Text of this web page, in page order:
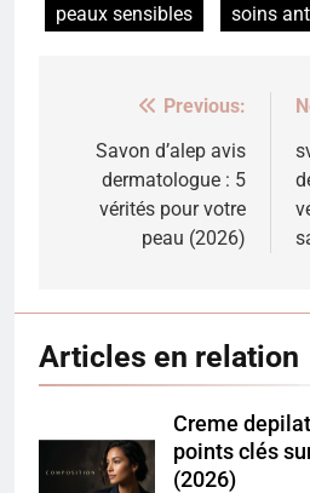
peaux sensibles
soins
Navigation
l’article
Previous:
Savon d’alep avis
dermatologue : 5
vérités pour votre
peau (2026)
Articles en relation
Creme
points clés
(2026)